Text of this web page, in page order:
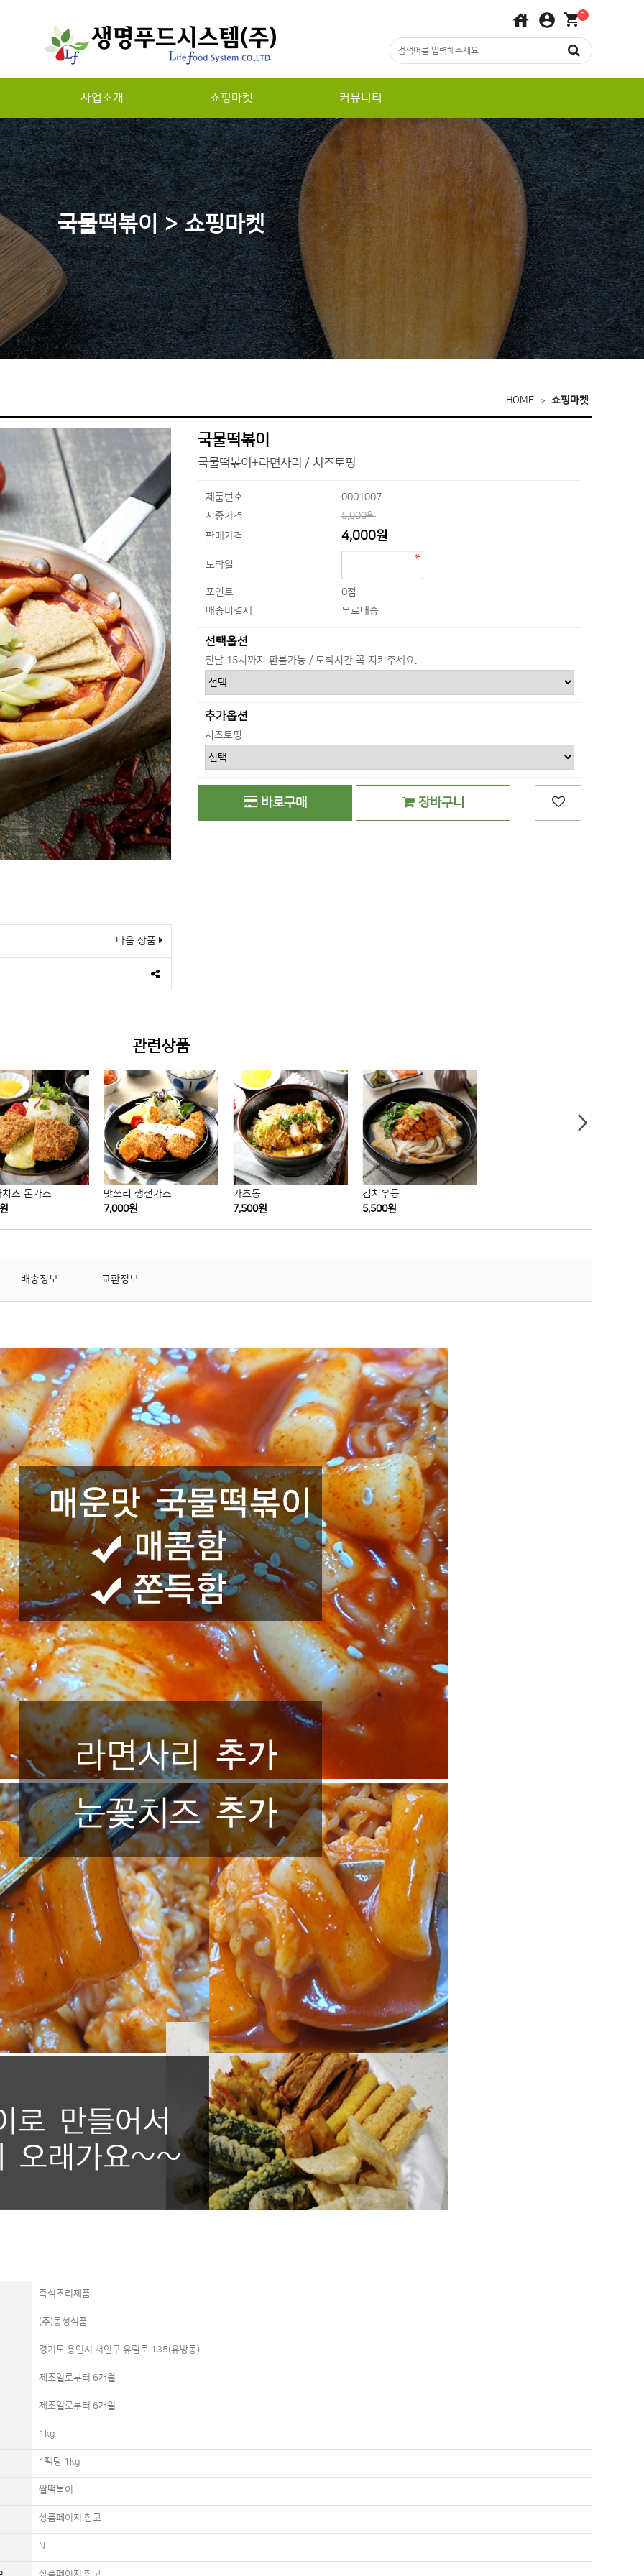
shopping_cart0
account_circle
house
사업소개 쇼핑마켓 커뮤니티
하위분류
국물떡볶이 > 쇼핑마켓
HOME 쇼핑마켓
다음 상품
국물떡볶이
국물떡볶이+라면사리 / 치즈토핑
제품번호
0001007
시중가격
5,000원
판매가격
4,000원
도착일
포인트
0점
배송비결제
무료배송
선택옵션
전날 15시까지 환불가능 / 도착시간 꼭 지켜주세요.
추가옵션
치즈토핑
바로구매 장바구니
관련상품
즈 돈가스
맛쓰리 생선가스
7,000원
가츠동
7,500원
김치우동
5,500원
배송정보 교환정보
즉석조리제품
(주)동성식품
경기도 용인시 처인구 유림로 135(유방동)
제조일로부터 6개월
제조일로부터 6개월
1kg
1팩당 1kg
쌀떡볶이
상품페이지 참고
N
상품페이지 참고